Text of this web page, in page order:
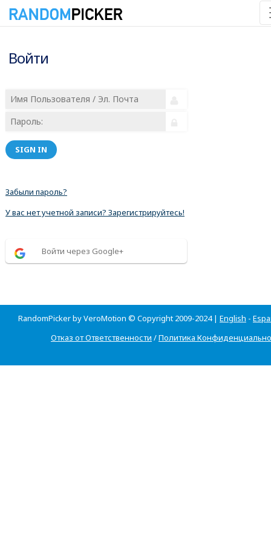
Войти
SIGN IN
Забыли пароль?
У вас нет учетной записи? Зарегистрируйтесь!
Войти через Google+
RandomPicker by VeroMotion © Copyright 2009-2024 | English -
Отказ от Ответственности /Политика